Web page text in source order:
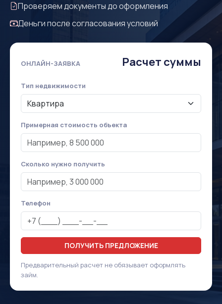
Проверяем документы до оформления
Деньги после согласования условий
ОНЛАЙН-ЗАЯВКА Расчет суммы
Тип недвижимости
Примерная стоимость объекта
Сколько нужно получить
Телефон
ПОЛУЧИТЬ ПРЕДЛОЖЕНИЕ
Предварительный расчет не обязывает оформлять
займ.